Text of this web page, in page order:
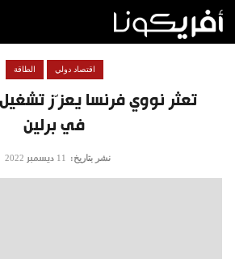
تعثر نووي فرنسا يعزّز
في برلين
اقتصاد دولي الطاقة
نشر بتاريخ: 11 ديسمبر 2022